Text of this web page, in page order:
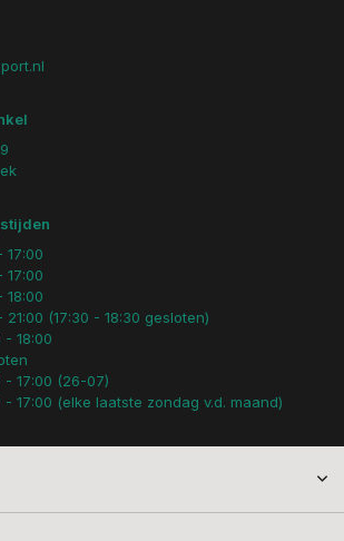
17:00
17:00
18:00
21:00 (17:30 - 18:30 gesloten)
- 18:00
- 17:00 (26-07)
- 17:00 (elke laatste zondag v.d. maand)